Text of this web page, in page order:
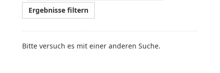
Ergebnisse filtern
Bitte versuch es mit einer anderen Suche.